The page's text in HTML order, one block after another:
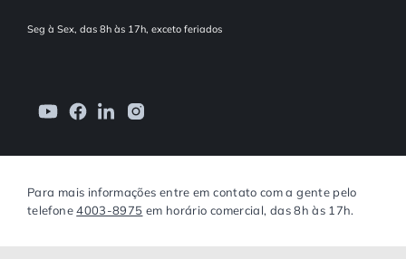
Seg à Sex, das 8h às 17h, exceto feriados
Para mais informações entre em contato com a gente pelo
telefone4003-8975 em horário comercial, das 8h às 17h.